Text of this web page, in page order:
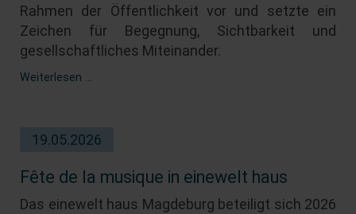
Rahmen der Öffentlichkeit vor und setzte ein
Zeichen für Begegnung, Sichtbarkeit und
gesellschaftliches Miteinander.
Weiterlesen …
V.
einewelt
Magdeburg
19.05.2026
Fête de la musique in einewelt haus
Das einewelt haus Magdeburg beteiligt sich 2026